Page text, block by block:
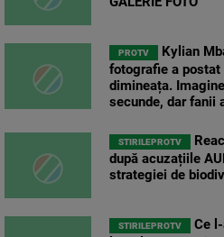
PROTV
Kylian
fotografie a
dimineața.
secunde, dar fanii
STIRILEPROTV
după acuzațiile
strategiei de
STIRILEPROTV
Ce